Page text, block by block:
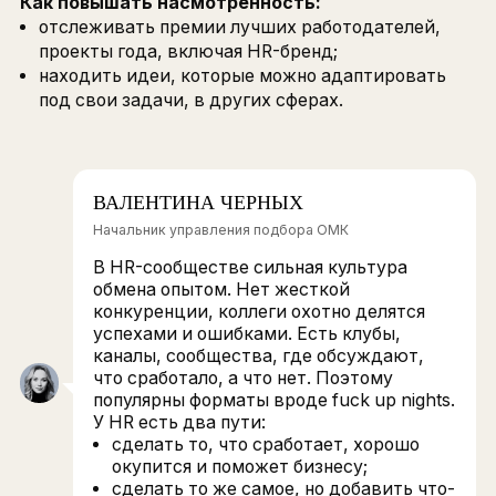
Проверитьключевые точки контакта с
сотрудником (employee journey map —
Это помогает увидеть весь опыт
или общается как на допросе. Всё это
разрушает впечатление о компании.
ВАЛЕНТИНА ЧЕРНЫХ
Начальник управления подбора ОМК
Очень часто люди отказываются не
за условий, а потому что на интервью
компания ведет себя неприветливо
вообще пропадает без обратной связи.